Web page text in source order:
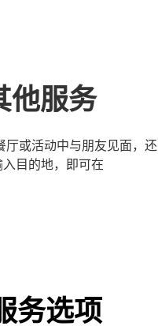
他服务
或活动中与朋友见面，还
目的地，即可在
务选项